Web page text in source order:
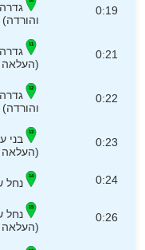
0:19
והורדה)
0:21
(העלאה
0:22
והורדה)
0:23
(העלאה
0:24 נחל שורק - 40
0:26
(העלאה